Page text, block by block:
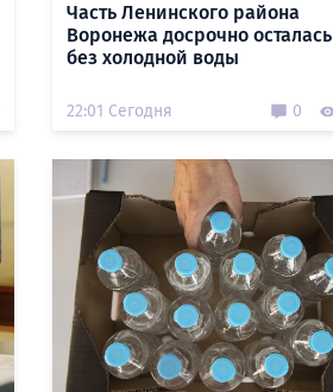
Часть Ленинского района
Воронежа досрочно осталась
без холодной воды
22:01 Сегодня 0